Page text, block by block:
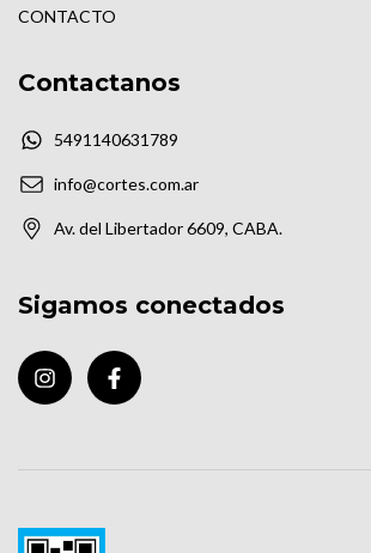
CONTACTO
Contactanos
5491140631789
info@cortes.com.ar
Av. del Libertador 6609, CABA.
Sigamos conectados